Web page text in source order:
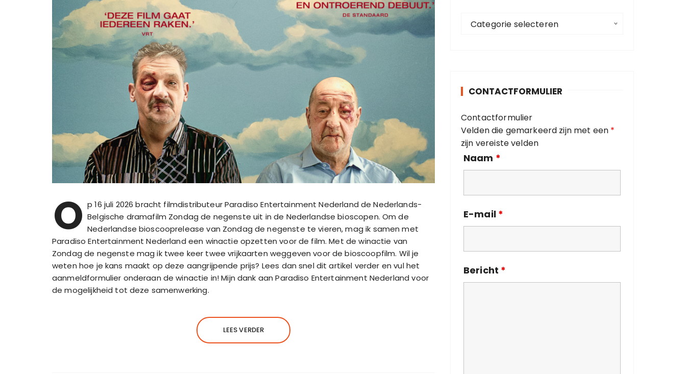
O p 16 juli 2026 bracht filmdistributeur Paradiso Entertainment Nederland de Nederlands-
Belgische dramafilm Zondag de negenste uit in de Nederlandse bioscopen. Om de
Nederlandse bioscooprelease van Zondag de negenste te vieren, mag ik samen met
Paradiso Entertainment Nederland een winactie opzetten voor de film. Met de winactie van
Zondag de negenste mag ik twee keer twee vrijkaarten weggeven voor de bioscoopfilm. Wil je
weten hoe je kans maakt op deze aangrijpende prijs? Lees dan snel dit artikel verder en vul het
aanmeldformulier onderaan de winactie in! Mijn dank aan Paradiso Entertainment Nederland voor
de mogelijkheid tot deze samenwerking.
LEES VERDER
r
e
ë
n
Categorie selecteren
CONTACTFORMULIER
Contactformulier
Velden die gemarkeerd zijn met een *
zijn vereiste velden
Naam *
E-mail *
Bericht *